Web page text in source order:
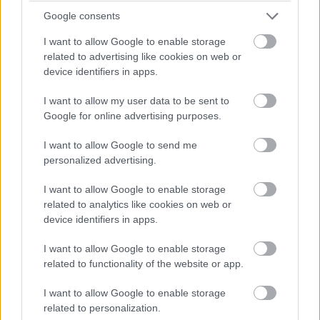
Google consents
I want to allow Google to enable storage
related to advertising like cookies on web or
device identifiers in apps.
I want to allow my user data to be sent to
Google for online advertising purposes.
I want to allow Google to send me
personalized advertising.
I want to allow Google to enable storage
related to analytics like cookies on web or
device identifiers in apps.
I want to allow Google to enable storage
related to functionality of the website or app.
I want to allow Google to enable storage
related to personalization.
A Disney elnöke szerint van
esély a korhatáros Marvel-
filmekre
Pavlics Tamás |2017 december 14. 19:05
Mégsem kell Deadpoolékat temetnünk?
robog be a mozikba a Star Wars - Az utolsó Jedik, és
emellé még sikerült végre tető alá hozni a nagy dealt, és
bezsebelni a Fox filmes részlegét, ezáltal rengeteg
franchise Micky Egér fehér kesztyűs fennhatósága alá